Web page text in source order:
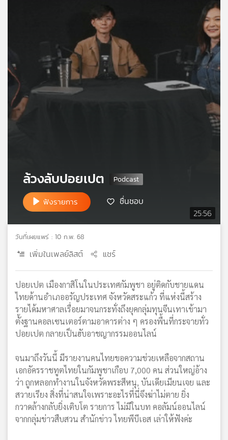
เครือ
ข่าย
วิทยุ
ไทย
แผนที่
ข่าย
25:56
ล้วงลับปอยเปต
ฟังรายการ ชื่นชอบ
วันที่เผยแพร่ : 10 ก.พ. 68
เพิ่มในเพลย์ลิสต์ แชร์
ปอยเปต เมืองกาสิโนในประเทศกัมพูชา อยู่ติดกับชายแดน
ไทยด้านอำเภออรัญประเทศ จังหวัดสระแก้ว ที่แห่งนี้สร้าง
รายได้มหาศาลเรื่อยมาจนกระทั่งถึงยุคกลุ่มทุนจีนเทาเข้ามา
ตั้งฐานคอลเซนเตอร์ตามอาคารต่าง ๆ ครองพื้นที่กระจายทั่ว
ปอยเปต กลายเป็นฮับอาชญากรรมออนไลน์
จนมาถึงวันนี้ มีรายงานคนไทยขอความช่วยเหลือจากสถาน
เอกอัครราชทูตไทยในกัมพูชาเกือบ 7,000 คน ส่วนใหญ่อ้าง
ว่า ถูกหลอกทำงานในจังหวัดพระสีหนุ, บันเดียเมียนเจย และ
สวายเรียง สิ่งที่น่าสนใจเพราะอะไรที่นี่จึงฆ่าไม่ตาย ยิ่ง
กวาดล้างกลับยิ่งเติบโต รายการ ไม่มีในบท คอลัมน์ออนไลน์
จากกลุ่มข่าวสืบสวน สำนักข่าว ไทยพีบีเอส เล่าให้ฟังค่ะ